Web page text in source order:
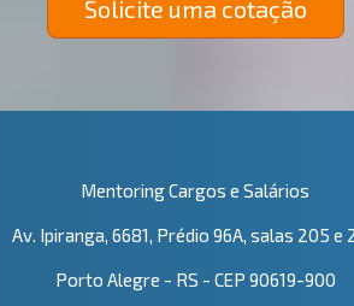
Solicite uma cotação
Mentoring Cargos e Salários
Av. Ipiranga, 6681, Prédio 96A, salas 205 e
Porto Alegre - RS - CEP 90619-900